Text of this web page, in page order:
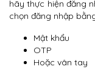
hãy thực hiện đăng
chọn đăng nhập
Mật khẩu
OTP
Hoặc vân tay